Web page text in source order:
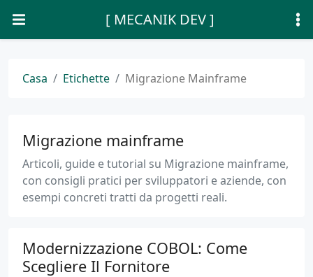
[ MECANIK DEV ]
Casa Etichette Migrazione Mainframe
Migrazione mainframe
Articoli, guide e tutorial su Migrazione mainframe,
con consigli pratici per sviluppatori e aziende, con
esempi concreti tratti da progetti reali.
Modernizzazione COBOL: Come
Scegliere Il Fornitore